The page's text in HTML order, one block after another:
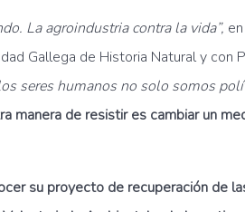
La agroindustria contra la vida”,
Gallega de Historia Natural y
seres humanos no solo somos
manera de resistir es cambiar un
su proyecto de recuperación de